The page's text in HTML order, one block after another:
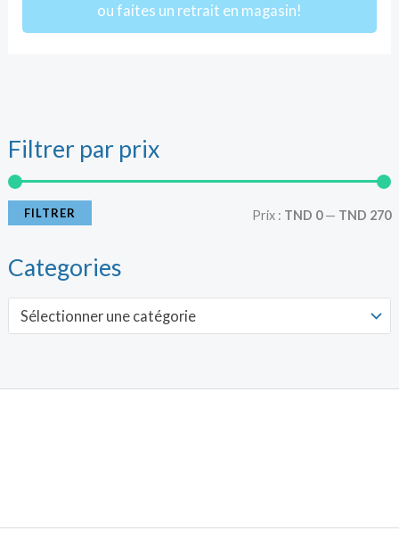
Filtrer par prix
r
i
r
i
FILTRER Prix : TND 0— TND 270
Categories
Sélectionner une catégorie
ou faites un retrait en magasin!